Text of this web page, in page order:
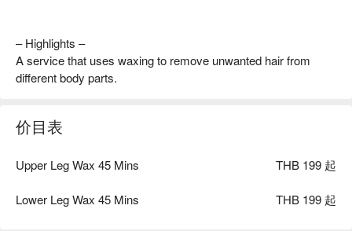
– Highlights –
A service that uses waxing to remove unwanted hair from
different body parts.
价目表
Upper Leg Wax 45 Mins THB 199 起
Lower Leg Wax 45 Mins THB 199 起